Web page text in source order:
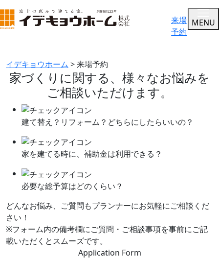
来場
予約
MENU
イデキョウホーム >来場予約
家づくりに関する、 様々なお悩みを
ご相談いただけます。
建て替え？リフォーム？ どちらにしたらいいの？
家を建てる時に、 補助金は利用できる？
必要な総予算はどのくらい？
どんなお悩み、ご質問もプランナーにお気軽にご相談くだ
さい！
※フォーム内の備考欄にご質問・ご相談事項を事前にご記
載いただくとスムーズです。
Application Form